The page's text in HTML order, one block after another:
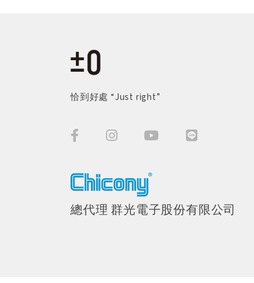
恰到好處 “Just right”
總代理 群光電子股份有限公司